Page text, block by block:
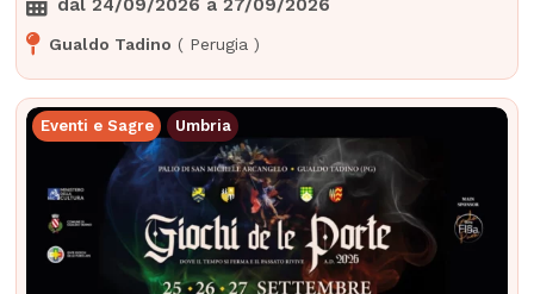
dal24/09/2026 a 27/09/2026
Gualdo Tadino ( Perugia )
Eventi e Sagre Umbria